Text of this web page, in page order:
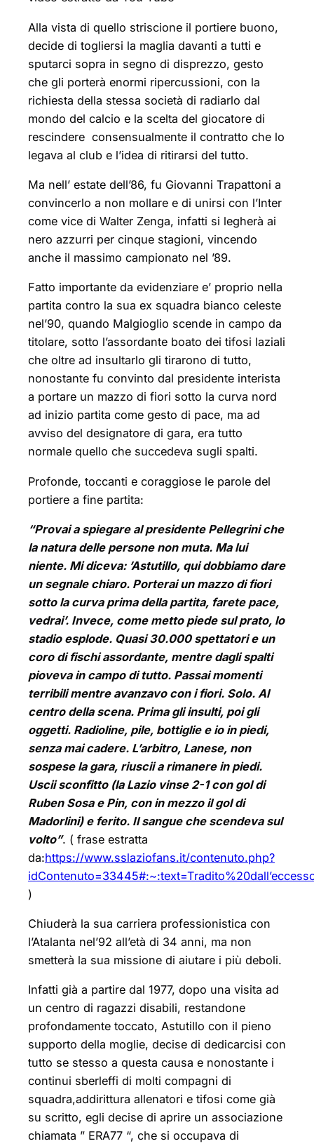
Alla vista di quello striscione il portiere buono,
decide di togliersi la maglia davanti a tutti e
sputarci sopra in segno di disprezzo, gesto
che gli porterà enormi ripercussioni, con la
richiesta della stessa società di radiarlo dal
mondo del calcio e la scelta del giocatore di
rescindere consensualmente il contratto che lo
legava al club e l’idea di ritirarsi del tutto.
Ma nell’ estate dell’86, fu Giovanni Trapattoni a
convincerlo a non mollare e di unirsi con l’Inter
come vice di Walter Zenga, infatti si legherà ai
nero azzurri per cinque stagioni, vincendo
anche il massimo campionato nel ’89.
Fatto importante da evidenziare e’ proprio nella
partita contro la sua ex squadra bianco celeste
nel’90, quando Malgioglio scende in campo da
titolare, sotto l’assordante boato dei tifosi laziali
che oltre ad insultarlo gli tirarono di tutto,
nonostante fu convinto dal presidente interista
a portare un mazzo di fiori sotto la curva nord
ad inizio partita come gesto di pace, ma ad
avviso del designatore di gara, era tutto
normale quello che succedeva sugli spalti.
Profonde, toccanti e coraggiose le parole del
portiere a fine partita:
“Provai a spiegare al presidente Pellegrini che
la natura delle persone non muta. Ma lui
niente. Mi diceva: ’Astutillo, qui dobbiamo dare
un segnale chiaro. Porterai un mazzo di fiori
sotto la curva prima della partita, farete pace,
vedrai’. Invece, come metto piede sul prato, lo
stadio esplode. Quasi 30.000 spettatori e un
coro di fischi assordante, mentre dagli spalti
pioveva in campo di tutto. Passai momenti
terribili mentre avanzavo con i fiori. Solo. Al
centro della scena. Prima gli insulti, poi gli
oggetti. Radioline, pile, bottiglie e io in piedi,
senza mai cadere. L’arbitro, Lanese, non
sospese la gara, riuscii a rimanere in piedi.
Uscii sconfitto (la Lazio vinse 2-1 con gol di
Ruben Sosa e Pin, con in mezzo il gol di
Madorlini) e ferito. Il sangue che scendeva sul
volto”. ( frase estratta
da:https://www.sslaziofans.it/contenuto.php?
)
Chiuderà la sua carriera professionistica con
l’Atalanta nel’92 all’età di 34 anni, ma non
smetterà la sua missione di aiutare i più deboli.
Infatti già a partire dal 1977, dopo una visita ad
un centro di ragazzi disabili, restandone
profondamente toccato, Astutillo con il pieno
supporto della moglie, decise di dedicarcisi con
tutto se stesso a questa causa e nonostante i
continui sberleffi di molti compagni di
squadra,addirittura allenatori e tifosi come già
su scritto, egli decise di aprire un associazione
chiamata ” ERA77 “, che si occupava di